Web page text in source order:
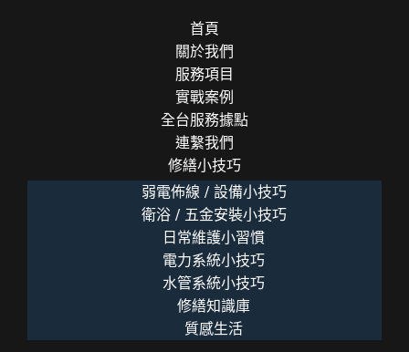
首頁
關於我們
服務項目
實戰案例
全台服務據點
連繫我們
修繕小技巧
弱電佈線 / 設備小技巧
衛浴 / 五金安裝小技巧
日常維護小習慣
電力系統小技巧
水管系統小技巧
修繕知識庫
質感生活